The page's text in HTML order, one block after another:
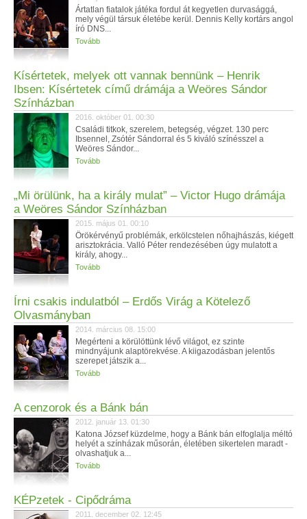
Ártatlan fiatalok játéka fordul át kegyetlen durvasággá,
mely végül társuk életébe kerül. Dennis Kelly kortárs angol
író DNS...
Tovább
Kísértetek, melyek ott vannak bennünk – Henrik
Ibsen: Kísértetek című drámája a Weöres Sándor
Színházban
2016. október 01. 00:30
Családi titkok, szerelem, betegség, végzet. 130 perc
Ibsennel, Zsótér Sándorral és 5 kiváló színésszel a
Weöres Sándor...
Tovább
„Mi örülünk, ha a király mulat” – Victor Hugo drámája
a Weöres Sándor Színházban
2015. május 01. 00:10
Örökérvényű problémák, erkölcstelen nőhajhászás, kiégett
arisztokrácia. Valló Péter rendezésében úgy mulatott a
király, ahogy...
Tovább
Írni csakis indulatból – Erdős Virág a Kötelező
Olvasmányban
2014. március 08. 15:00
Megérteni a körülöttünk lévő világot, ez szinte
mindnyájunk alaptörekvése. A kiigazodásban jelentős
szerepet játszik a...
Tovább
A cenzorok és a Bánk bán
2012. január 13. 01:30
Katona József küzdelme, hogy a Bánk bán elfoglalja méltó
helyét a színházak műsorán, életében sikertelen maradt -
olvashatjuk a...
Tovább
KÉPzetek - Cipődráma
2011. december 02. 12:45